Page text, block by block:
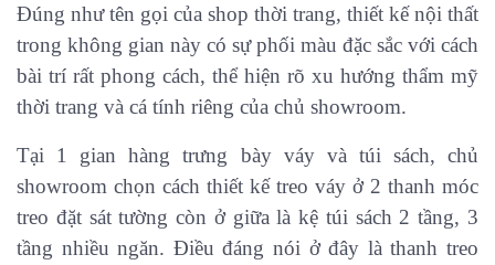
Đúng như tên gọi của shop thời trang, thiết kế nội thất
trong không gian này có sự phối màu đặc sắc với cách
bài trí rất phong cách, thể hiện rõ xu hướng thẩm mỹ
thời trang và cá tính riêng của chủ showroom.
Tại 1 gian hàng trưng bày váy và túi sách, chủ
showroom chọn cách thiết kế treo váy ở 2 thanh móc
treo đặt sát tường còn ở giữa là kệ túi sách 2 tầng, 3
tầng nhiều ngăn. Điều đáng nói ở đây là thanh treo